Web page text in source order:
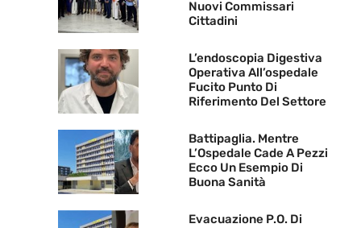
Nuovi Commissari
Cittadini
L’endoscopia Digestiva
Operativa All’ospedale
Fucito Punto Di
Riferimento Del Settore
Battipaglia. Mentre
L’Ospedale Cade A Pezzi
Ecco Un Esempio Di
Buona Sanità
Evacuazione P.O. Di